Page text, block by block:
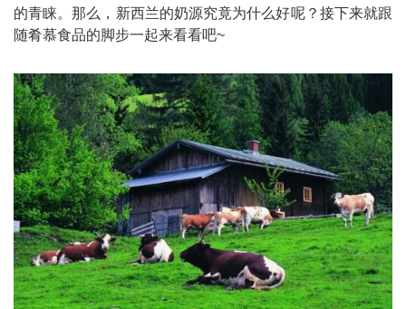
的青睐。那么，新西兰的奶源究竟为什么好呢？接下来就跟
随肴慕食品的脚步一起来看看吧~